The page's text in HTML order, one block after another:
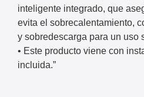
inteligente integrado, que
evita el sobrecalentamiento,
y sobredescarga para un uso
• Este producto viene con
incluida.”